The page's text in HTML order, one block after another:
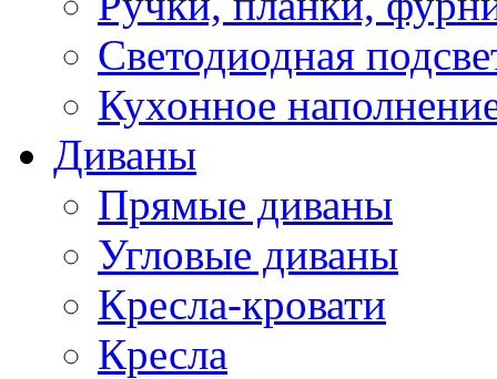
Светодиодная
Кухонное
Диваны
Прямые диваны
Угловые диваны
Кресла-кровати
Кресла